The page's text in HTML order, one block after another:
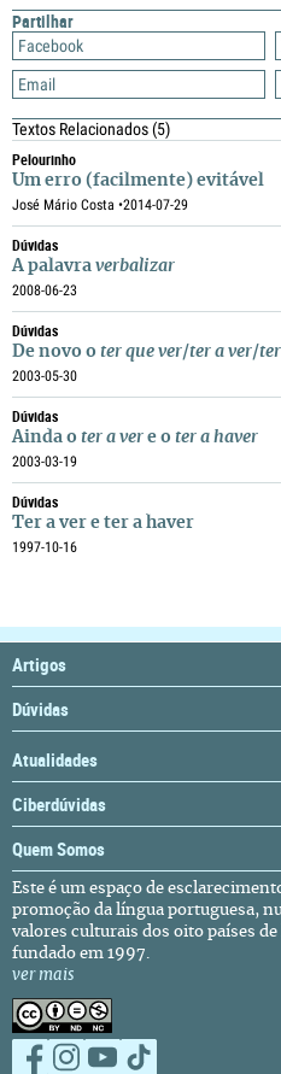
Partilhar
Facebook
Email
Textos Relacionados(5)
Pelourinho
Um erro (facilmente) evitável
José Mário Costa •2014-07-29
Dúvidas
A palavra verbalizar
2008-06-23
Dúvidas
De novo o ter que ver/ter a ver/
2003-05-30
Dúvidas
Ainda o ter a ver e o ter a haver
2003-03-19
Dúvidas
Ter a ver e ter a haver
1997-10-16
Artigos
Dúvidas
Atualidades
Ciberdúvidas
Quem Somos
Este é um espaço de
promoção da língua portuguesa,
valores culturais dos oito países
fundado em 1997.
ver mais